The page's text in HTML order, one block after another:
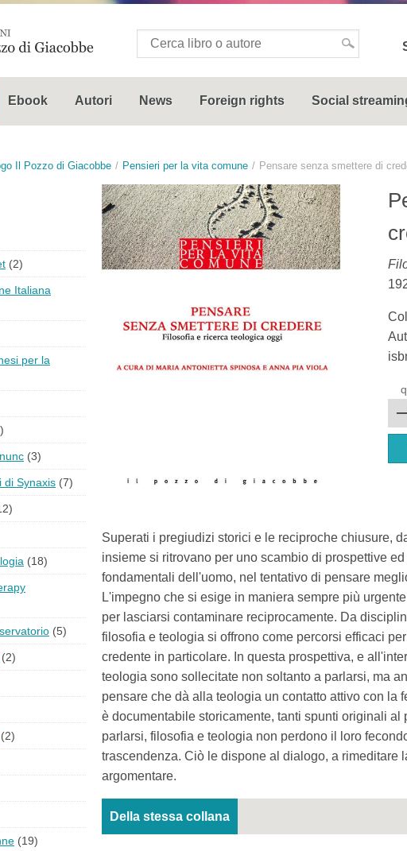
Ebook Autori News Foreign rights Social
Il Pozzo di Giacobbe Pensieri per la vita comune Pensare senza smettere di
Superati i pregiudizi storici e le reciproche chiusure,
insieme si ritrovano per uno scambio di prospettive
fondamentali dell'uomo, nel tentativo di pensare
L'impegno che si esige in maniera sempre più
per lasciarsi contaminare reciprocamente. Da
filosofia e teologia si offrono come percorsi efficaci
credente in particolare. In questa prospettiva, e
teologia sono sollecitate non soltanto a parlarsi, ma
pensare che dà alla teologia un contatto attivo con la
è documentabile storicamente, tanti spunti originali
parlarsi, filosofia e teologia non perdono il loro
trascendenza. Ciò le dispone al dialogo, a rimeditare
argomentare.
Della stessa collana
(2)
Italiana
per la
(3)
di Synaxis (7)
(18)
(5)
(2)
(2)
(19)